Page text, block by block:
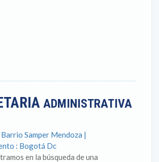
ADMINISTRATIVA
Samper Mendoza |
: Bogotá Dc
en la búsqueda de una